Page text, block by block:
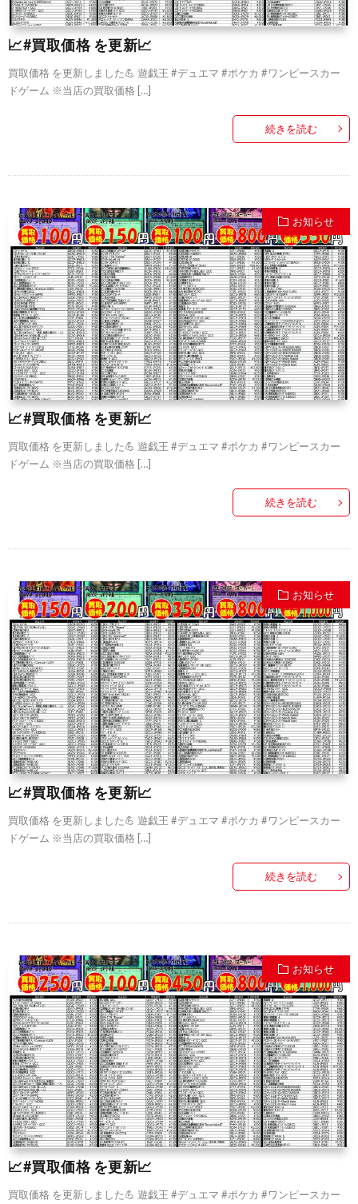
📈#買取価格 を更新📈
買取価格 を更新しました💪 遊戯王 #デュエマ #ポケカ #ワンピースカー
ドゲーム ※当店の買取価格 […]
続きを読む
お知らせ
📈#買取価格 を更新📈
買取価格 を更新しました💪 遊戯王 #デュエマ #ポケカ #ワンピースカー
ドゲーム ※当店の買取価格 […]
続きを読む
お知らせ
📈#買取価格 を更新📈
買取価格 を更新しました💪 遊戯王 #デュエマ #ポケカ #ワンピースカー
ドゲーム ※当店の買取価格 […]
続きを読む
お知らせ
📈#買取価格 を更新📈
買取価格 を更新しました💪 遊戯王 #デュエマ #ポケカ #ワンピースカー